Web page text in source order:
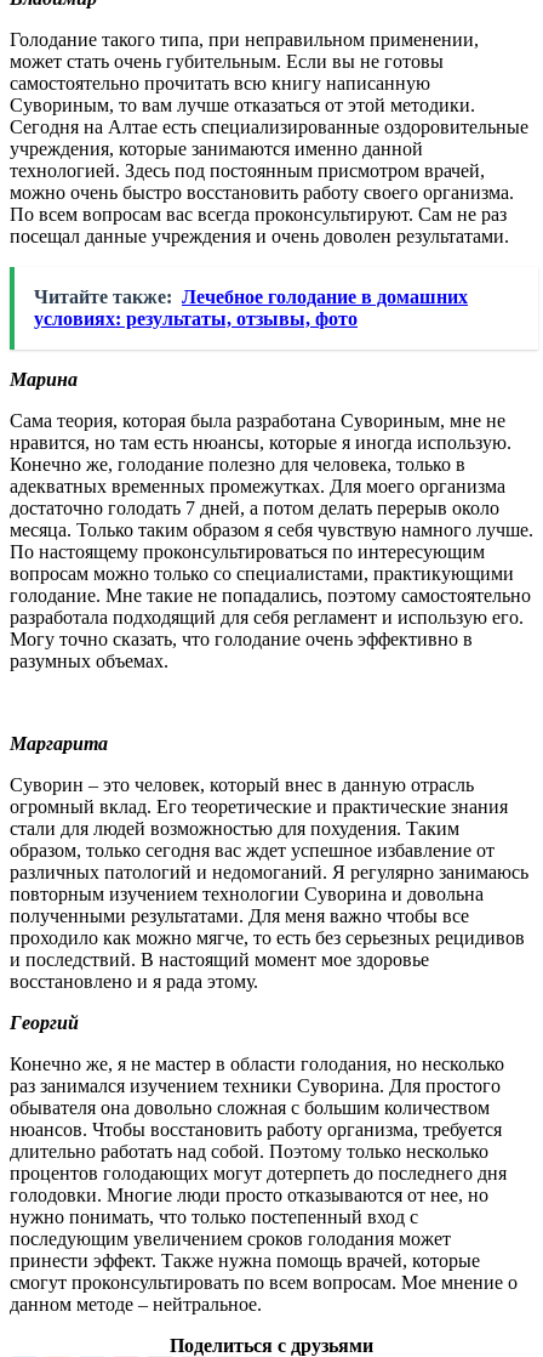
Голодание такого типа, при неправильном применении,
может стать очень губительным. Если вы не готовы
самостоятельно прочитать всю книгу написанную
Сувориным, то вам лучше отказаться от этой методики.
Сегодня на Алтае есть специализированные оздоровительные
учреждения, которые занимаются именно данной
технологией. Здесь под постоянным присмотром врачей,
можно очень быстро восстановить работу своего организма.
По всем вопросам вас всегда проконсультируют. Сам не раз
посещал данные учреждения и очень доволен результатами.
Читайте также: Лечебное голодание в домашних
условиях: результаты, отзывы, фото
Марина
Сама теория, которая была разработана Сувориным, мне не
нравится, но там есть нюансы, которые я иногда использую.
Конечно же, голодание полезно для человека, только в
адекватных временных промежутках. Для моего организма
достаточно голодать 7 дней, а потом делать перерыв около
месяца. Только таким образом я себя чувствую намного лучше.
По настоящему проконсультироваться по интересующим
вопросам можно только со специалистами, практикующими
голодание. Мне такие не попадались, поэтому самостоятельно
разработала подходящий для себя регламент и использую его.
Могу точно сказать, что голодание очень эффективно в
разумных объемах.
Маргарита
Суворин – это человек, который внес в данную отрасль
огромный вклад. Его теоретические и практические знания
стали для людей возможностью для похудения. Таким
образом, только сегодня вас ждет успешное избавление от
различных патологий и недомоганий. Я регулярно занимаюсь
повторным изучением технологии Суворина и довольна
полученными результатами. Для меня важно чтобы все
проходило как можно мягче, то есть без серьезных рецидивов
и последствий. В настоящий момент мое здоровье
восстановлено и я рада этому.
Георгий
Конечно же, я не мастер в области голодания, но несколько
раз занимался изучением техники Суворина. Для простого
обывателя она довольно сложная с большим количеством
нюансов. Чтобы восстановить работу организма, требуется
длительно работать над собой. Поэтому только несколько
процентов голодающих могут дотерпеть до последнего дня
голодовки. Многие люди просто отказываются от нее, но
нужно понимать, что только постепенный вход с
последующим увеличением сроков голодания может
принести эффект. Также нужна помощь врачей, которые
смогут проконсультировать по всем вопросам. Мое мнение о
данном методе – нейтральное.
Поделиться с друзьями